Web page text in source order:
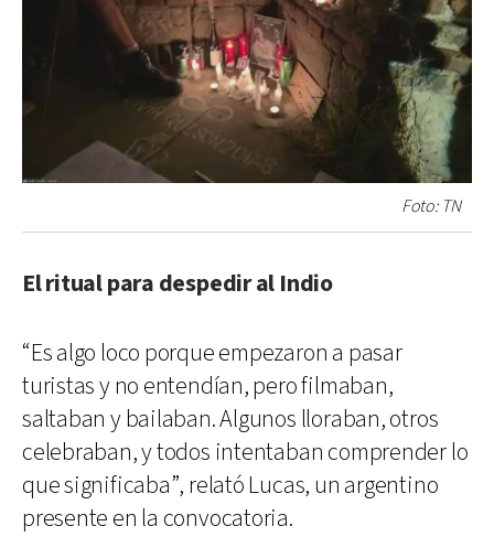
Foto: TN
El ritual para despedir al Indio
“Es algo loco porque empezaron a pasar
turistas y no entendían, pero filmaban,
saltaban y bailaban. Algunos lloraban, otros
celebraban, y todos intentaban comprender lo
que significaba”, relató Lucas, un argentino
presente en la convocatoria.